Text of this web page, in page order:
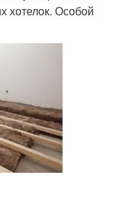
хотелок. Особой